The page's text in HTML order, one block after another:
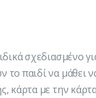
σχεδιασμένο
παιδί να μάθει
κάρτα με την